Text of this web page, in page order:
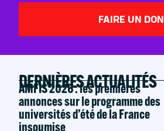
FAIRE UN DON
DERNIÈRES ACTUALITÉS
AMFIS 2026 : les premières
annonces sur le programme des
universités d’été de la France
insoumise